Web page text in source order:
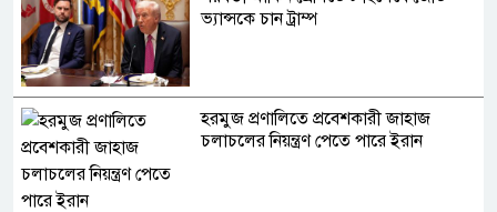
ভ্যান্সকে চান ট্রাম্প
হরমুজ প্রণালিতে প্রবেশকারী জাহাজ
চলাচলের নিয়ন্ত্রণ পেতে পারে ইরান